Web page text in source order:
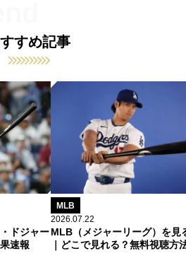
すめ記事
ドジャー
速報
MLB
2026.07.22
MLB（メジャーリーグ）を見
｜どこで見れる？無料視聴方